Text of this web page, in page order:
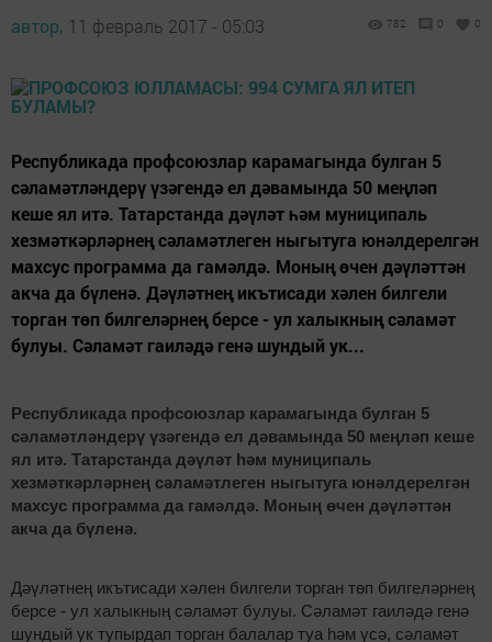
автор, 11 февраль 2017 - 05:03 782 0 0
Республикада профсоюзлар карамагында булган 5
сәламәтләндерү үзәгендә ел дәвамында 50 меңләп
кеше ял итә. Татарстанда дәүләт һәм муниципаль
хезмәткәрләрнең сәламәтлеген ныгытуга юнәлдерелгән
махсус программа да гамәлдә. Моның өчен дәүләттән
акча да бүленә. Дәүләтнең икътисади хәлен билгели
торган төп билгеләрнең берсе - ул халыкның сәламәт
булуы. Сәламәт гаиләдә генә шундый ук...
Республикада профсоюзлар карамагында булган 5
сәламәтләндерү үзәгендә ел дәвамында 50 меңләп кеше
ял итә. Татарстанда дәүләт һәм муниципаль
хезмәткәрләрнең сәламәтлеген ныгытуга юнәлдерелгән
махсус программа да гамәлдә. Моның өчен дәүләттән
акча да бүленә.
Дәүләтнең икътисади хәлен билгели торган төп билгеләрнең
берсе - ул халыкның сәламәт булуы. Сәламәт гаиләдә генә
шундый ук тупырдап торган балалар туа һәм үсә, сәламәт